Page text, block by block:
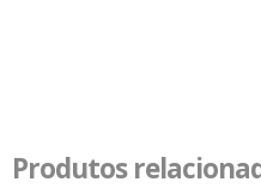
Produtos